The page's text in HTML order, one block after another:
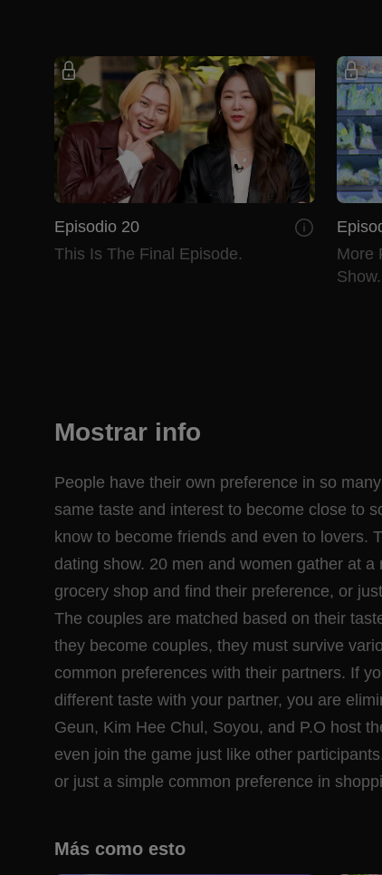
Episodio 20
This Is The Final Episode.
More
Show.
Mostrar info
People have their own preference in so
same taste and interest to become close to
know to become friends and even to lovers.
dating show. 20 men and women gather at
grocery shop and find their preference, or
The couples are matched based on their
they become couples, they must survive
common preferences with their partners. If
different taste with your partner, you are
Geun, Kim Hee Chul, Soyou, and P.O host
even join the game just like other
or just a simple common preference in
Más como esto